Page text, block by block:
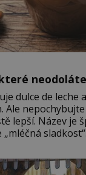
neodoláte
dulce de leche
Ale
lepší. Název je